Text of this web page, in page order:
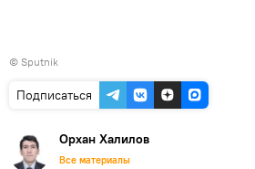
© Sputnik
Подписаться
Орхан Халилов
Все материалы